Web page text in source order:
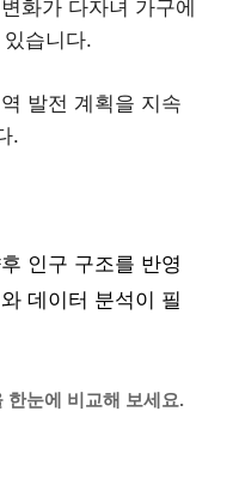
화가 다자녀 가구에
습니다.
발전 계획을 지속
.
인구 구조를 반영
데이터 분석이 필
한눈에 비교해 보세요.